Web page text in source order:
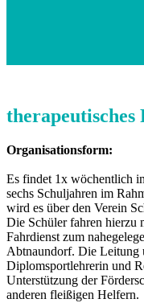
therapeutisches
Organisationsform:
Es findet 1x wöchentlich
sechs Schuljahren im
wird es über den Verein
Die Schüler fahren hierzu
Fahrdienst zum
Abtnaundorf. Die Leitung
Diplomsportlehrerin und
Unterstützung der
anderen fleißigen Helfern.